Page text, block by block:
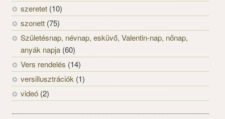
szeretet (10)
szonett (75)
Születésnap, névnap, esküvő, Valentin-nap, nőnap,
anyák napja (60)
Vers rendelés (14)
versillusztrációk (1)
videó (2)